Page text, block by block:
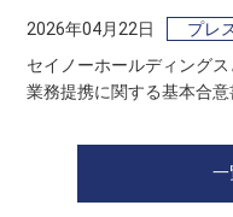
2026年04月22日
プレ
セイノーホールディング
業務提携に関する基本合
一